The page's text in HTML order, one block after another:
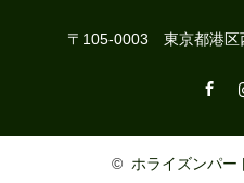
〒105-0003 東京都港区
© ホライズンパー